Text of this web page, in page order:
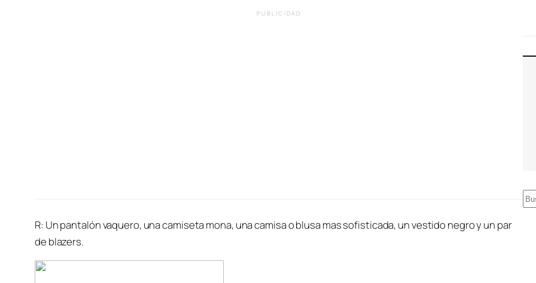
PUBLICIDAD
R: Un pantalón vaquero, una camiseta mona, una camisa o blusa mas sofisticada, un vestido negro y un par
de blazers.
B